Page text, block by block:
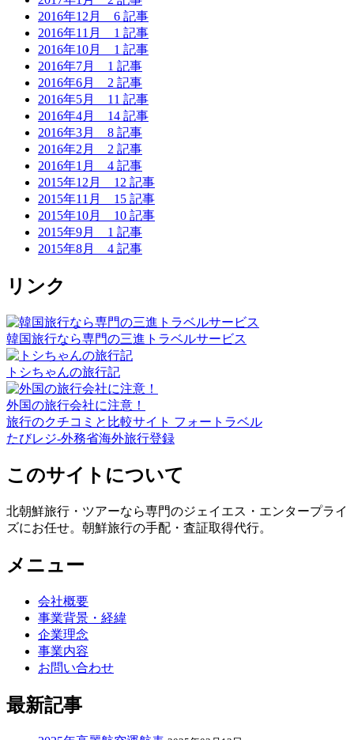
2016年12月 6 記事
2016年11月 1 記事
2016年10月 1 記事
2016年7月 1 記事
2016年6月 2 記事
2016年5月 11 記事
2016年4月 14 記事
2016年3月 8 記事
2016年2月 2 記事
2016年1月 4 記事
2015年12月 12 記事
2015年11月 15 記事
2015年10月 10 記事
2015年9月 1 記事
2015年8月 4 記事
リンク
韓国旅行なら専門の三進トラベルサービス
トシちゃんの旅行記
外国の旅行会社に注意！
旅行のクチコミと比較サイト フォートラベル
たびレジ-外務省海外旅行登録
このサイトについて
北朝鮮旅行・ツアーなら専門のジェイエス・エンタープライ
ズにお任せ。朝鮮旅行の手配・査証取得代行。
メニュー
会社概要
事業背景・経緯
企業理念
事業内容
お問い合わせ
最新記事